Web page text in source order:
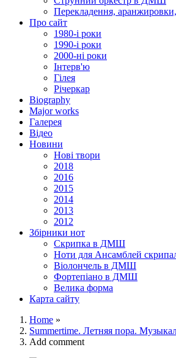
Перекладення,
Про сайт
1980-і роки
1990-і роки
2000-ні роки
Інтерв'ю
Гілея
Річеркар
Biography
Major works
Галерея
Відео
Новини
Нові твори
2018
2016
2015
2014
2013
2012
Збірники нот
Скрипка в ДМШ
Ноти для Ансамблей
Віолончель в ДМШ
Фортепіано в ДМШ
Велика форма
Карта сайту
Home »
Summertime. Летняя пора.
Add comment